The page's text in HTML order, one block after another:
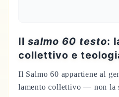
Il salmo 60 testo:
collettivo e
Il Salmo 60 appartiene al
lamento collettivo — non la